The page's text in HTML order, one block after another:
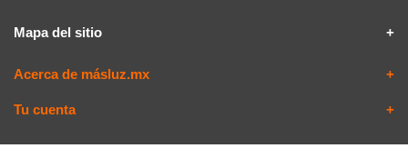
Mapa del sitio
Acerca de másluz.mx
Tu cuenta